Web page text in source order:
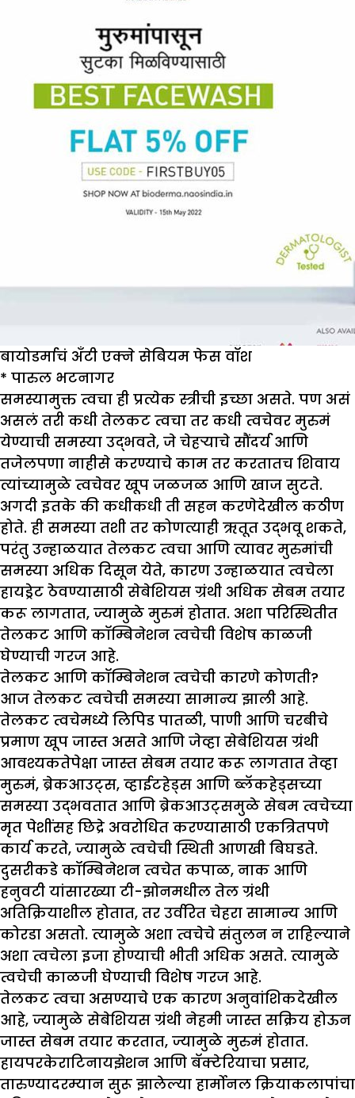
९
ब्युटी
गिफ्ट्स
मदर्स
बनवा
संस्मरणीय
बायोडर्माचं अँटी एक्ने सेबियम फेस वॉश
* पारुल भटनागर
समस्यामुक्त त्वचा ही प्रत्येक स्त्रीची इच्छा असते. पण असं
असलं तरी कधी तेलकट त्वचा तर कधी त्वचेवर मुरुमं
येण्याची समस्या उद्भवते, जे चेहऱ्याचे सौंदर्य आणि
तजेलपणा नाहीसे करण्याचे काम तर करतातच शिवाय
त्यांच्यामुळे त्वचेवर खूप जळजळ आणि खाज सुटते.
अगदी इतके की कधीकधी ती सहन करणेदेखील कठीण
होते. ही समस्या तशी तर कोणत्याही ऋतूत उद्भवू शकते,
परंतु उन्हाळयात तेलकट त्वचा आणि त्यावर मुरुमांची
समस्या अधिक दिसून येते, कारण उन्हाळयात त्वचेला
हायड्रेट ठेवण्यासाठी सेबेशियस ग्रंथी अधिक सेबम तयार
करू लागतात, ज्यामुळे मुरुमं होतात. अशा परिस्थितीत
तेलकट आणि कॉम्बिनेशन त्वचेची विशेष काळजी
घेण्याची गरज आहे.
तेलकट आणि कॉम्बिनेशन त्वचेची कारणे कोणती?
आज तेलकट त्वचेची समस्या सामान्य झाली आहे.
तेलकट त्वचेमध्ये लिपिड पातळी, पाणी आणि चरबीचे
प्रमाण खूप जास्त असते आणि जेव्हा सेबेशियस ग्रंथी
आवश्यकतेपेक्षा जास्त सेबम तयार करू लागतात तेव्हा
मुरुमं, ब्रेकआउट्स, व्हाईटहेड्स आणि ब्लॅकहेड्सच्या
समस्या उद्भवतात आणि ब्रेकआउट्समुळे सेबम त्वचेच्या
मृत पेशींसह छिद्रे अवरोधित करण्यासाठी एकत्रितपणे
कार्य करते, ज्यामुळे त्वचेची स्थिती आणखी बिघडते.
दुसरीकडे कॉम्बिनेशन त्वचेत कपाळ, नाक आणि
हनुवटी यांसारख्या टी-झोनमधील तेल ग्रंथी
अतिक्रियाशील होतात, तर उर्वरित चेहरा सामान्य आणि
कोरडा असतो. त्यामुळे अशा त्वचेचे संतुलन न राहिल्याने
अशा त्वचेला इजा होण्याची भीती अधिक असते. त्यामुळे
त्वचेची काळजी घेण्याची विशेष गरज आहे.
तेलकट त्वचा असण्याचे एक कारण अनुवांशिकदेखील
आहे, ज्यामुळे सेबेशियस ग्रंथी नेहमी जास्त सक्रिय होऊन
जास्त सेबम तयार करतात, ज्यामुळे मुरुमं होतात.
हायपरकेराटिनायझेशन आणि बॅक्टेरियाचा प्रसार,
तारुण्यादरम्यान सुरू झालेल्या हार्मोनल क्रियाकलापांचा